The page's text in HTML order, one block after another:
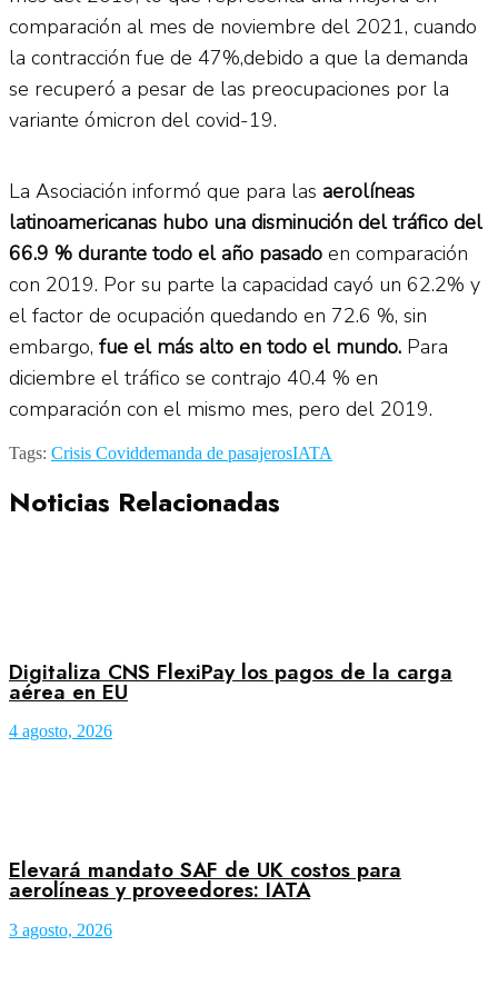
comparación al mes de noviembre del 2021, cuando
la contracción fue de 47%,debido a que la demanda
se recuperó a pesar de las preocupaciones por la
variante ómicron del covid-19.
La Asociación informó que para las aerolíneas
latinoamericanas hubo una disminución del tráfico del
66.9 % durante todo el año pasado en comparación
con 2019. Por su parte la capacidad cayó un 62.2% y
el factor de ocupación quedando en 72.6 %, sin
embargo, fue el más alto en todo el mundo. Para
diciembre el tráfico se contrajo 40.4 % en
comparación con el mismo mes, pero del 2019.
Tags: Crisis Coviddemanda de pasajerosIATA
Noticias Relacionadas
Digitaliza CNS FlexiPay los pagos de la carga
aérea en EU
4 agosto, 2026
Elevará mandato SAF de UK costos para
aerolíneas y proveedores: IATA
3 agosto, 2026